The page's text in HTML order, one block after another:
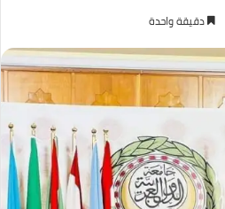
دقيقة واحدة